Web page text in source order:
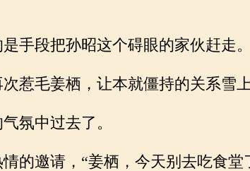
手段把孙昭这个碍眼的家伙赶走。
惹毛姜栖，让本就僵持的关系雪
氛中过去了。
的邀请，“姜栖，今天别去吃食堂